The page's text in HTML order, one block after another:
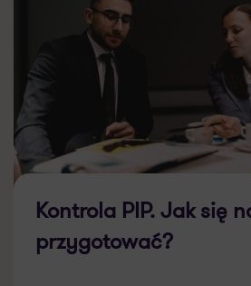
Kontrola PIP. Jak się
przygotować?